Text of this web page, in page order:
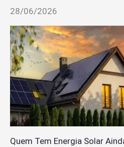
28/06/2026
Quem Tem Energia Solar